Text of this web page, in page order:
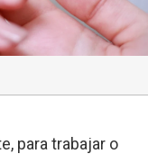
para trabajar o